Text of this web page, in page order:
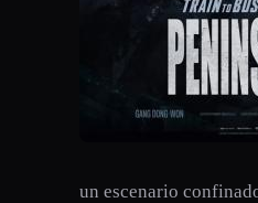
un escenario